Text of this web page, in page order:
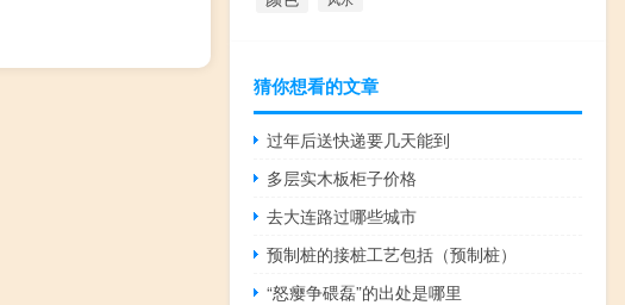
猜你想看的文章
过年后送快递要几天能到
多层实木板柜子价格
去大连路过哪些城市
预制桩的接桩工艺包括（预制桩）
“怒瘿争碨磊”的出处是哪里